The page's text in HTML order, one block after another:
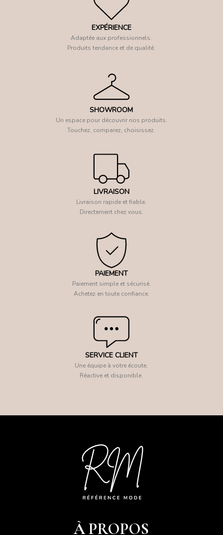
EXPÉRIENCE
Adaptée aux professionnels.
Produits tendance et de qualité.
SHOWROOM
Un espace pour découvrir nos produits.
Touchez, comparez, choisissez.
LIVRAISON
Livraison rapide et fiable.
Directement chez vous.
PAIEMENT
Paiement simple et sécurisé.
Achetez en toute confiance.
SERVICE CLIENT
Une équipe à votre écoute.
Réactive et disponible.
À PROPOS